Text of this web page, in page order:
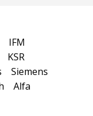
IFM
KSR
Siemens
Alfa